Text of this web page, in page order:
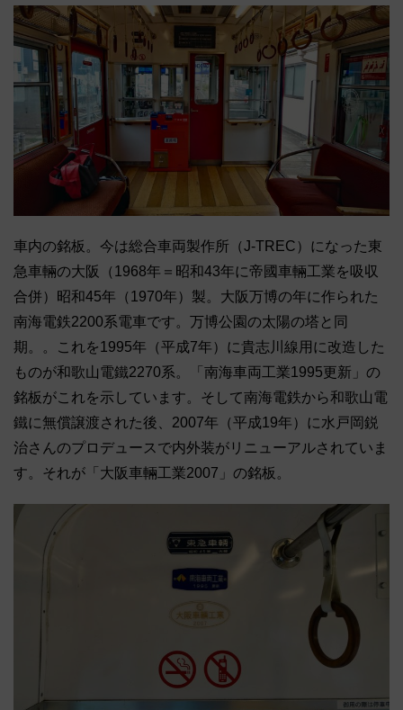
車内の銘板。今は総合車両製作所（J-TREC）になった東
急車輛の大阪（1968年＝昭和43年に帝國車輛工業を吸収
合併）昭和45年（1970年）製。大阪万博の年に作られた
南海電鉄2200系電車です。万博公園の太陽の塔と同
期。。これを1995年（平成7年）に貴志川線用に改造した
ものが和歌山電鐵2270系。「南海車両工業1995更新」の
銘板がこれを示しています。そして南海電鉄から和歌山電
鐵に無償譲渡された後、2007年（平成19年）に水戸岡鋭
治さんのプロデュースで内外装がリニューアルされていま
す。それが「大阪車輛工業2007」の銘板。